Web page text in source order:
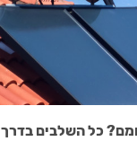
כל השלבים בדרך